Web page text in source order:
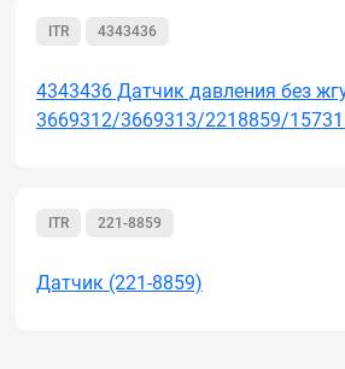
ITR 4343436
4343436 Датчик давления без
3669312/3669313/2218859/
ITR 221-8859
Датчик (221-8859)